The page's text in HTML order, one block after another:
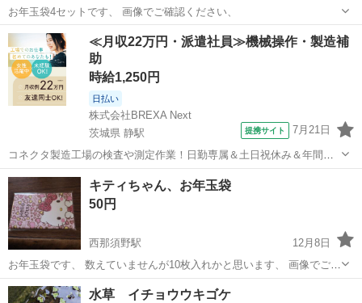
お年玉袋4セットです、 画像でご確認ください、
栃木 那須塩原市 西那須野駅 年中行事用品 お年玉
≪月収22万円・派遣社員≫機械操作・製造補
助
時給1,250円
日払い
株式会社BREXA Next
茨城県 静駅
提携サイト 7月21日
コネクタ製造工場の検査や測定作業！日勤専属＆土日祝休み＆年間休
日128日★クリーンルーム内作業★マイカー通勤OK＆無料駐車場あり
★就業先食堂利用可！日払い制度あり！《茨城県常陸大宮市》 人気の
工場のお仕事 ◇コネクタ製造工...
茨城 常陸大宮市 その他
キティちゃん、お年玉袋
50円
西那須野駅
12月8日
お年玉袋です、 数えていませんが10枚入れかと思います、 画像でご判
断ください、 ６，５ｘ１０，５
栃木 那須塩原市 西那須野駅 年中行事用品
水草 イチョウウキゴケ